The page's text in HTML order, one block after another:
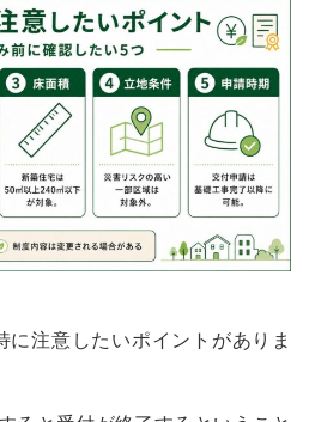
に注意したいポイントがありま